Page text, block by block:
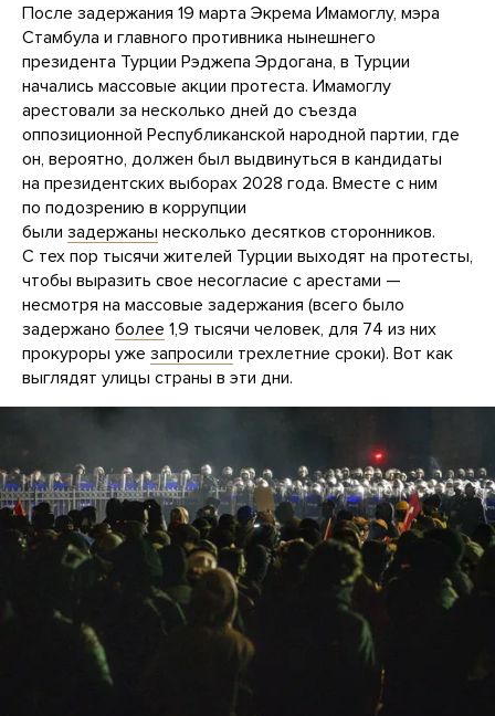
После задержания 19 марта Экрема Имамоглу, мэра
Стамбула и главного противника нынешнего
президента Турции Рэджепа Эрдогана, в Турции
начались массовые акции протеста. Имамоглу
арестовали за несколько дней до съезда
оппозиционной Республиканской народной партии, где
он, вероятно, должен был выдвинуться в кандидаты
на президентских выборах 2028 года. Вместе с ним
по подозрению в коррупции
были задержаны несколько десятков сторонников.
С тех пор тысячи жителей Турции выходят на протесты,
чтобы выразить свое несогласие с арестами —
несмотря на массовые задержания (всего было
задержано более 1,9 тысячи человек, для 74 из них
прокуроры уже запросили трехлетние сроки). Вот как
выглядят улицы страны в эти дни.